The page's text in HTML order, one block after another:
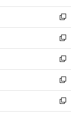
ン
ド
ウ
で
開
く
ウ
ィ
ン
ド
ウ
で
開
く
し
い
ウ
ィ
ン
ド
ウ
で
開
く
新
し
い
ウ
ィ
ン
ド
ウ
で
開
新
し
い
ウ
ィ
ン
ド
ウ
新
し
い
ウ
ィ
ン
新
し
い
ウ
新
し